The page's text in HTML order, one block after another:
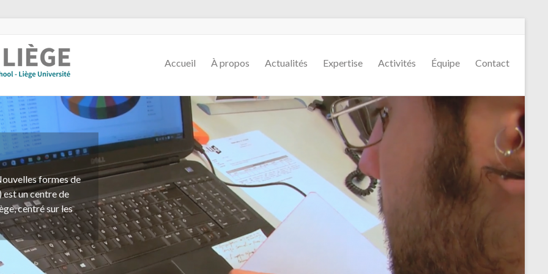
Accueil À propos Actualités Expertise Activités Équipe Contact
formes de
est un centre de
centré sur les
d'étude, de
de toute
en